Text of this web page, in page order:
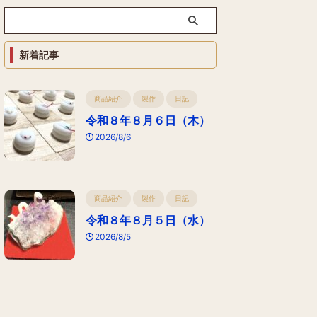
新着記事
商品紹介 製作 日記
令和８年８月６日（木）
2026/8/6
商品紹介 製作 日記
令和８年８月５日（水）
2026/8/5